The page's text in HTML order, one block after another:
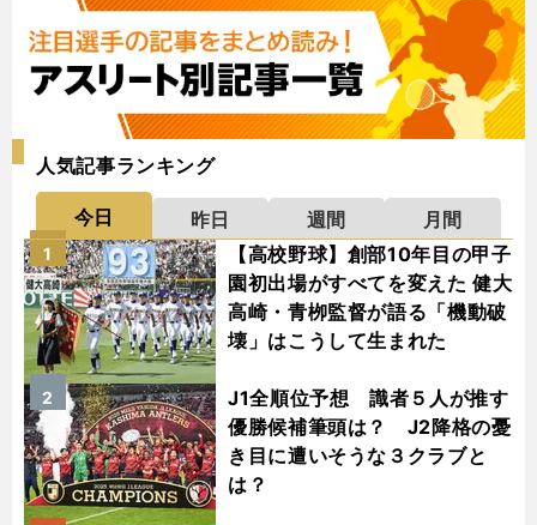
人気記事ランキング
今日 昨日 週間
月間
【高校野球】創部10年目の甲子
園初出場がすべてを変えた 健大
高崎・青栁監督が語る「機動破
壊」はこうして生まれた
1
J1全順位予想 識者５人が推す
優勝候補筆頭は？ J2降格の憂
き目に遭いそうな３クラブと
は？
2